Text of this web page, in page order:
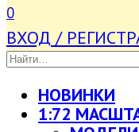
0
ВХОД /
SEARCH
FOR:
НОВИНКИ
1:72